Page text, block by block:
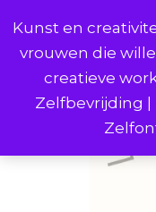
Kunst en
vrouwen die
creatieve
Zelfbevrijding |